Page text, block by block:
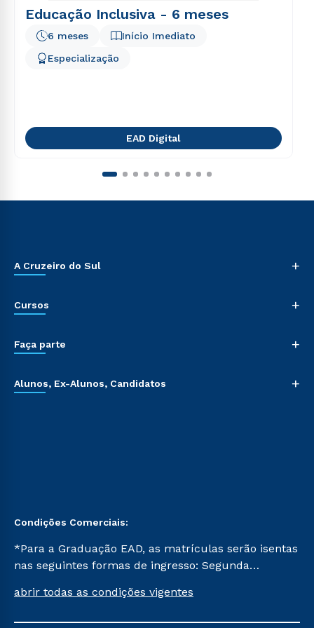
Educação Inclusiva - 6 meses
Início Imediato
6 meses
Especialização
EAD Digital
A Cruzeiro do Sul +
Cursos +
Faça parte +
Alunos, Ex-Alunos, Candidatos +
Condições Comerciais:
*Para a Graduação EAD, as matrículas serão isentas
nas seguintes formas de ingresso: Segunda
Já para as demais, a taxa de matrícula será de R$
abrir todas as condições vigentes